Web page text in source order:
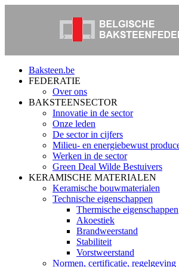
Baksteen.be
FEDERATIE
Over ons
BAKSTEENSECTOR
Innovatie in de sector
Onze leden
De sector in cijfers
Milieu- en energiebewust
Werken in de sector
Green Deal Wilde Bestuivers
KERAMISCHE MATERIALEN
Keramische bouwmaterialen
Technische eigenschappen
Thermische eigenschappen
Akoestiek
Brandweerstand
Stabiliteit
Vorstweerstand
Normen, certificatie, regelgeving